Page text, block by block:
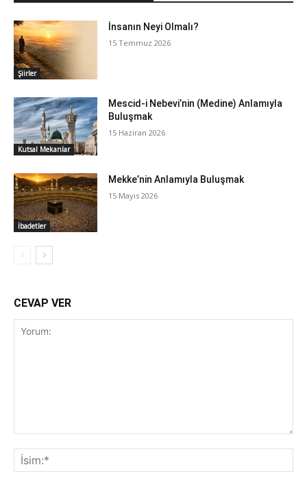
Şiirler
İnsanın Neyi Olmalı?
15 Temmuz 2026
Kutsal Mekanlar
Mescid-i Nebevi’nin (Medine) Anlamıyla
Buluşmak
15 Haziran 2026
İbadetler
Mekke’nin Anlamıyla Buluşmak
15 Mayıs 2026
CEVAP VER